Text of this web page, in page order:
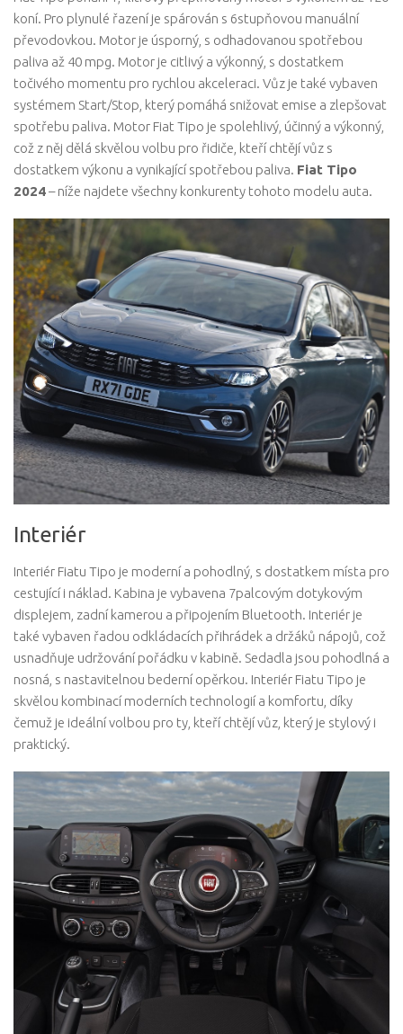
koní. Pro plynulé řazení je spárován s 6stupňovou manuální
převodovkou. Motor je úsporný, s odhadovanou spotřebou
paliva až 40 mpg. Motor je citlivý a výkonný, s dostatkem
točivého momentu pro rychlou akceleraci. Vůz je také vybaven
systémem Start/Stop, který pomáhá snižovat emise a zlepšovat
spotřebu paliva. Motor Fiat Tipo je spolehlivý, účinný a výkonný,
což z něj dělá skvělou volbu pro řidiče, kteří chtějí vůz s
dostatkem výkonu a vynikající spotřebou paliva. Fiat Tipo
2024– níže najdete všechny konkurenty tohoto modelu auta.
Interiér
Interiér Fiatu Tipo je moderní a pohodlný, s dostatkem místa pro
cestující i náklad. Kabina je vybavena 7palcovým dotykovým
displejem, zadní kamerou a připojením Bluetooth. Interiér je
také vybaven řadou odkládacích přihrádek a držáků nápojů, což
usnadňuje udržování pořádku v kabině. Sedadla jsou pohodlná a
nosná, s nastavitelnou bederní opěrkou. Interiér Fiatu Tipo je
skvělou kombinací moderních technologií a komfortu, díky
čemuž je ideální volbou pro ty, kteří chtějí vůz, který je stylový i
praktický.